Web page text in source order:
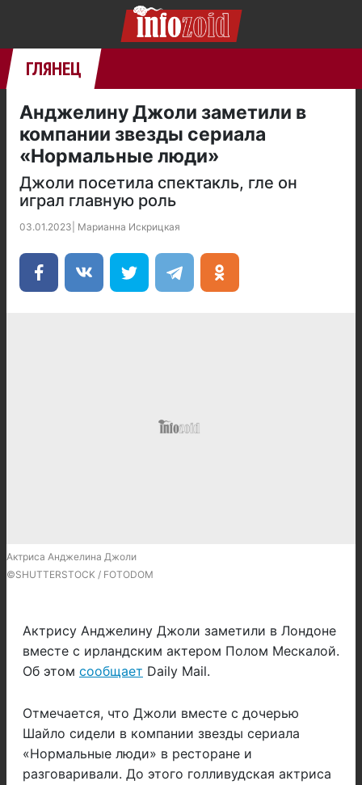
ГЛЯНЕЦ
Анджелину Джоли заметили в
компании звезды сериала
«Нормальные люди»
Джоли посетила спектакль, гле он
играл главную роль
03.01.2023 Марианна Искрицкая
Актриса Анджелина Джоли
©SHUTTERSTOCK / FOTODOM
Актрису Анджелину Джоли заметили в Лондоне
вместе с ирландским актером Полом Мескалой.
Об этом сообщает Daily Mail.
Отмечается, что Джоли вместе с дочерью
Шайло сидели в компании звезды сериала
«Нормальные люди» в ресторане и
разговаривали. До этого голливудская актриса